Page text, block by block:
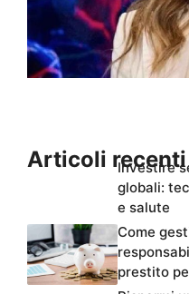
Articoli recenti
Investire
globali:
e salute
Come
prestito